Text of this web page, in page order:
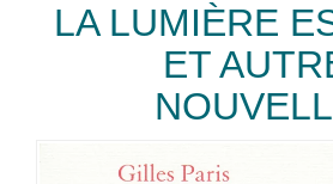
LA LUMIÈRE
ET